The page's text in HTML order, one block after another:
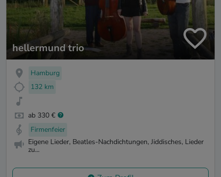
hellermund trio
Hamburg
132 km
ab 330 €
Firmenfeier
Eigene Lieder, Beatles-Nachdichtungen, Jiddisches, Lieder
zu...